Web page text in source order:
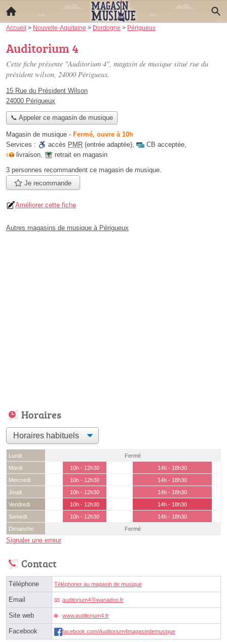
Accueil > Nouvelle-Aquitaine > Dordogne > Périgueux
Auditorium 4
Cette fiche présente "Auditorium 4", magasin de musique situé rue du
président wilson, 24000 Périgueux.
15 Rue du Président Wilson
24000 Périgueux
📞 Appeler ce magasin de musique
Magasin de musique - Fermé, ouvre à 10h
Services :
accès PMR (entrée adaptée), CB acceptée,
livraison,
retrait en magasin
3 personnes recommandent ce magasin de musique.
Je recommande
Améliorer cette fiche
Autres magasins de musique à Périgueux
Horaires
Lundi
Fermé
Mardi
10h - 12h30
14h - 18h30
Mercredi
10h - 12h30
14h - 18h30
Jeudi
10h - 12h30
14h - 18h30
Vendredi
10h - 12h30
14h - 18h30
Samedi
10h - 12h30
14h - 18h30
Dimanche
Fermé
Signaler une erreur
Contact
Téléphone Téléphoner au magasin de musique
Email auditorium4ⓐwanadoo.fr
Site web www.auditorium4.fr
Facebook facebook.com/Auditorium4magasindemusique